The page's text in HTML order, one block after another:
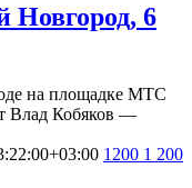
6
на площадке МТС
Влад Кобяков —
1200 1 200